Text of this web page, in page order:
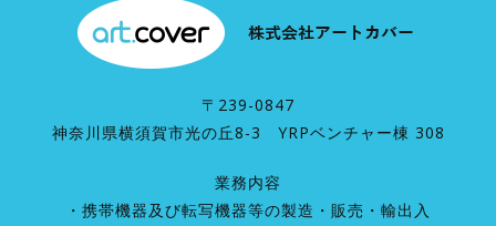
〒239-0847
神奈川県横須賀市光の丘8-3 YRPベンチャー棟 308
業務内容
・携帯機器及び転写機器等の製造・販売・輸出入